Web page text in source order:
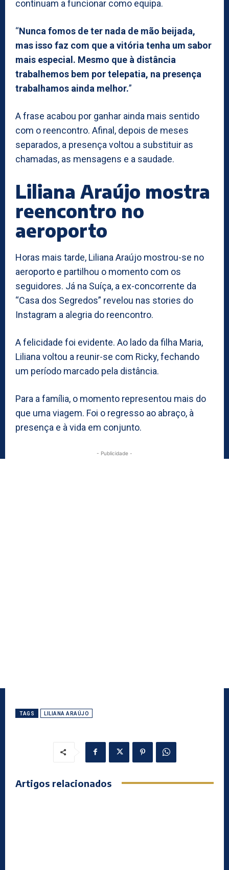
continuam a funcionar como equipa.
“Nunca fomos de ter nada de mão beijada,
mas isso faz com que a vitória tenha um sabor
mais especial. Mesmo que à distância
trabalhemos bem por telepatia, na presença
trabalhamos ainda melhor.”
A frase acabou por ganhar ainda mais sentido
com o reencontro. Afinal, depois de meses
separados, a presença voltou a substituir as
chamadas, as mensagens e a saudade.
Liliana Araújo mostra
reencontro no
aeroporto
Horas mais tarde, Liliana Araújo mostrou-se no
aeroporto e partilhou o momento com os
seguidores. Já na Suíça, a ex-concorrente da
“Casa dos Segredos” revelou nas stories do
Instagram a alegria do reencontro.
A felicidade foi evidente. Ao lado da filha Maria,
Liliana voltou a reunir-se com Ricky, fechando
um período marcado pela distância.
Para a família, o momento representou mais do
que uma viagem. Foi o regresso ao abraço, à
presença e à vida em conjunto.
- Publicidade -
TAGS LILIANA ARAÚJO
Artigos relacionados